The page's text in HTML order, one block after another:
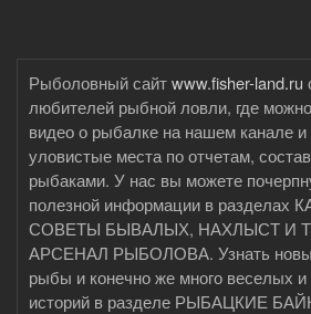
Рыболовный сайтwww.fisher-land.ru
любителей рыбной ловли, где
видео о рыбалке на нашем канале и
уловистые места по отчетам,
рыбаками. У нас вы можете
полезной информации в
СОВЕТЫ БЫВАЛЫХ, НАХЛЫСТ И
АРСЕНАЛ РЫБОЛОВА. Узнать
рыбы и конечно же много веселых и
историй в разделе РЫБАЦКИЕ